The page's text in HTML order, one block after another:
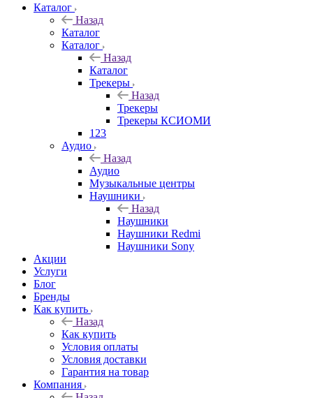
Каталог
Назад
Каталог
Каталог
Назад
Каталог
Трекеры
Назад
Трекеры
Трекеры КСИОМИ
123
Аудио
Назад
Аудио
Музыкальные центры
Наушники
Назад
Наушники
Наушники Redmi
Наушники Sony
Акции
Услуги
Блог
Бренды
Как купить
Назад
Как купить
Условия оплаты
Условия доставки
Гарантия на товар
Компания